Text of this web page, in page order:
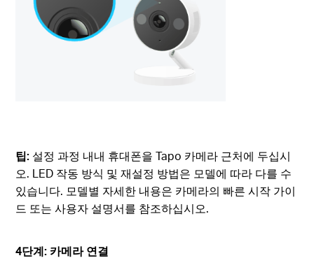
팁: 설정 과정 내내 휴대폰을 Tapo 카메라 근처에 두십시
오. LED 작동 방식 및 재설정 방법은 모델에 따라 다를 수
있습니다. 모델별 자세한 내용은 카메라의 빠른 시작 가이
드 또는 사용자 설명서를 참조하십시오.
4단계: 카메라 연결